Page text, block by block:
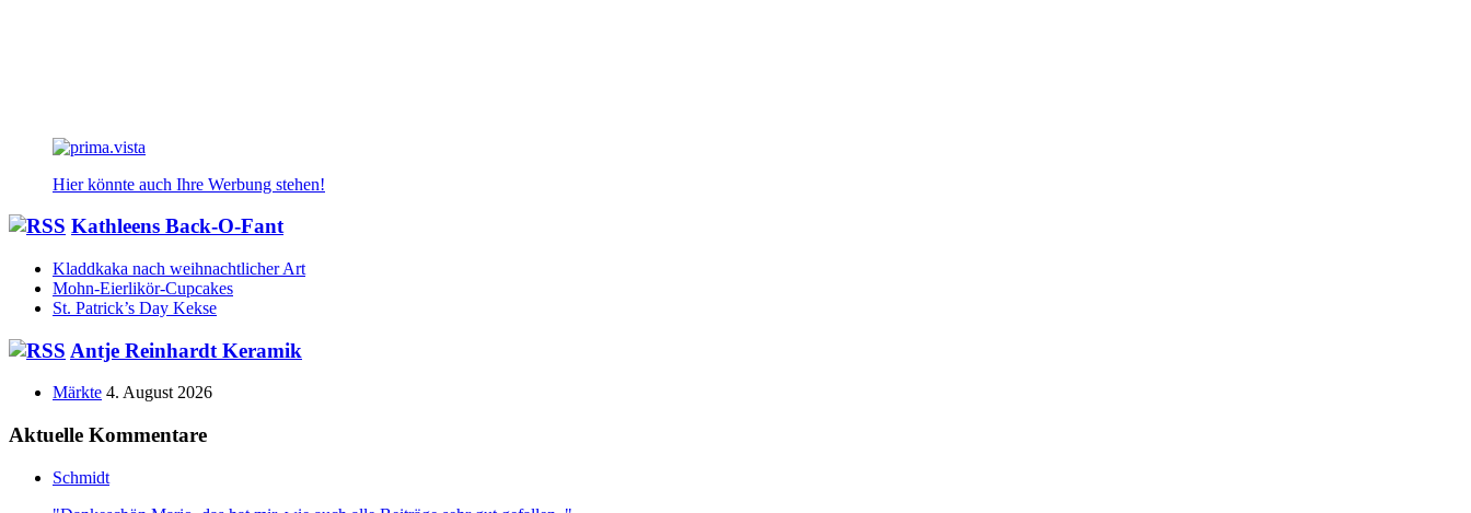
Hier könnte auch Ihre Werbung stehen!
Kathleens Back-O-Fant
Kladdkaka nach weihnachtlicher Art
Mohn-Eierlikör-Cupcakes
St. Patrick’s Day Kekse
Antje Reinhardt Keramik
Märkte 4. August 2026
Aktuelle Kommentare
Schmidt